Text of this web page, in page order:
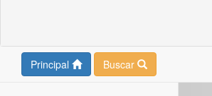
Principal Buscar